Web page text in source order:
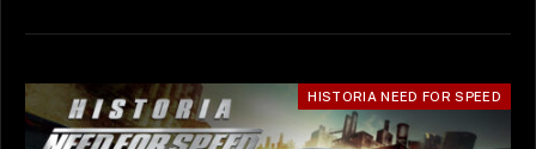
HISTORIA NEED FOR SPEED